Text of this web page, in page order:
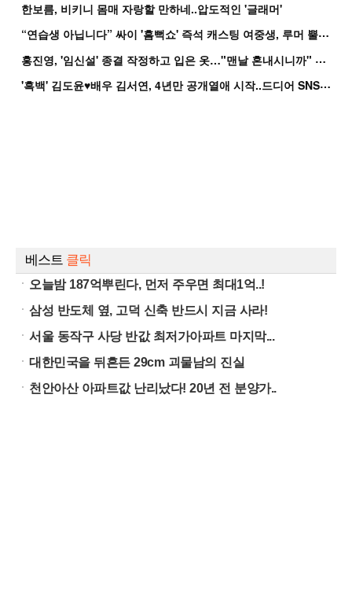
한보름, 비키니 몸매 자랑할 만하네..압도적인 '글래머'
“
연습생 아닙니다” 싸이 '흠뻑쇼' 즉석 캐스팅 여중생, 루머 뿔났다[Oh!쎈 이...
홍
진영, '임신설' 종결 작정하고 입은 옷…"맨날 혼내시니까" 억울
'
흑백' 김도윤♥배우 김서연, 4년만 공개열애 시작..드디어 SNS에 노출 [핫피...